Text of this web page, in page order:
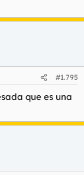
#1.795
que es una